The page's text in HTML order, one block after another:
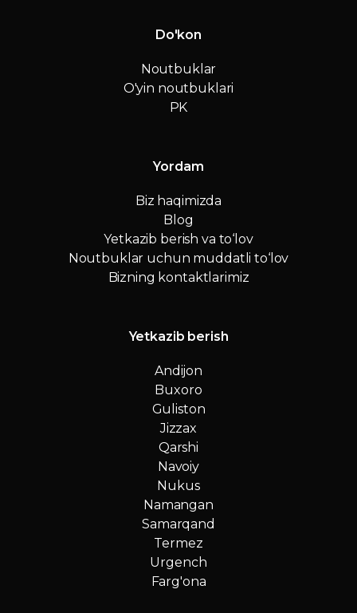
Do'kon
Noutbuklar
O'yin noutbuklari
PK
Yordam
Biz haqimizda
Blog
Yetkazib berish va to‘lov
Noutbuklar uchun muddatli to‘lov
Bizning kontaktlarimiz
Yetkazib berish
Andijon
Buxoro
Guliston
Jizzax
Qarshi
Navoiy
Nukus
Namangan
Samarqand
Termez
Urgench
Farg'ona